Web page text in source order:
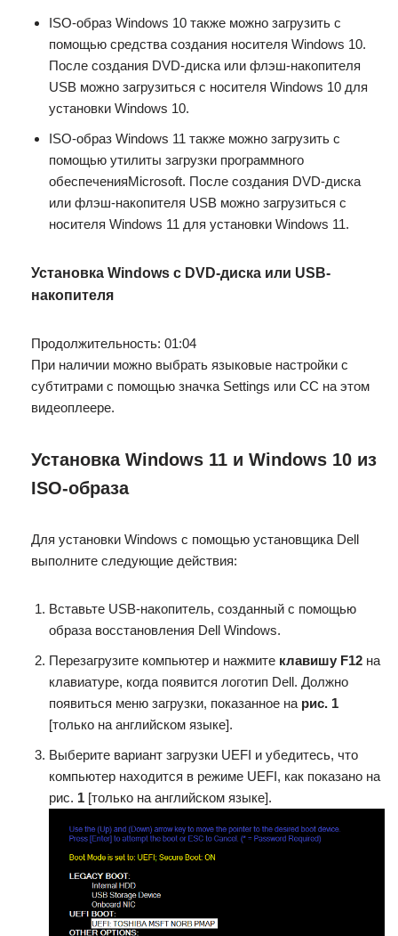
ISO-образ Windows 10 также можно загрузить с
помощью средства создания носителя Windows 10.
После создания DVD-диска или флэш-накопителя
USB можно загрузиться с носителя Windows 10 для
установки Windows 10.
ISO-образ Windows 11 также можно загрузить с
помощью утилиты загрузки программного
обеспеченияMicrosoft. После создания DVD-диска
или флэш-накопителя USB можно загрузиться с
носителя Windows 11 для установки Windows 11.
Установка Windows с DVD-диска или USB-
накопителя
Продолжительность: 01:04
При наличии можно выбрать языковые настройки с
субтитрами с помощью значка Settings или CC на этом
видеоплеере.
Установка Windows 11 и Windows 10 из
ISO-образа
Для установки Windows с помощью установщика Dell
выполните следующие действия:
Вставьте USB-накопитель, созданный с помощью
образа восстановления Dell Windows.
Перезагрузите компьютер и нажмите клавишу F12 на
клавиатуре, когда появится логотип Dell. Должно
появиться меню загрузки, показанное на рис. 1
[только на английском языке].
Выберите вариант загрузки UEFI и убедитесь, что
компьютер находится в режиме UEFI, как показано на
рис. 1 [только на английском языке].